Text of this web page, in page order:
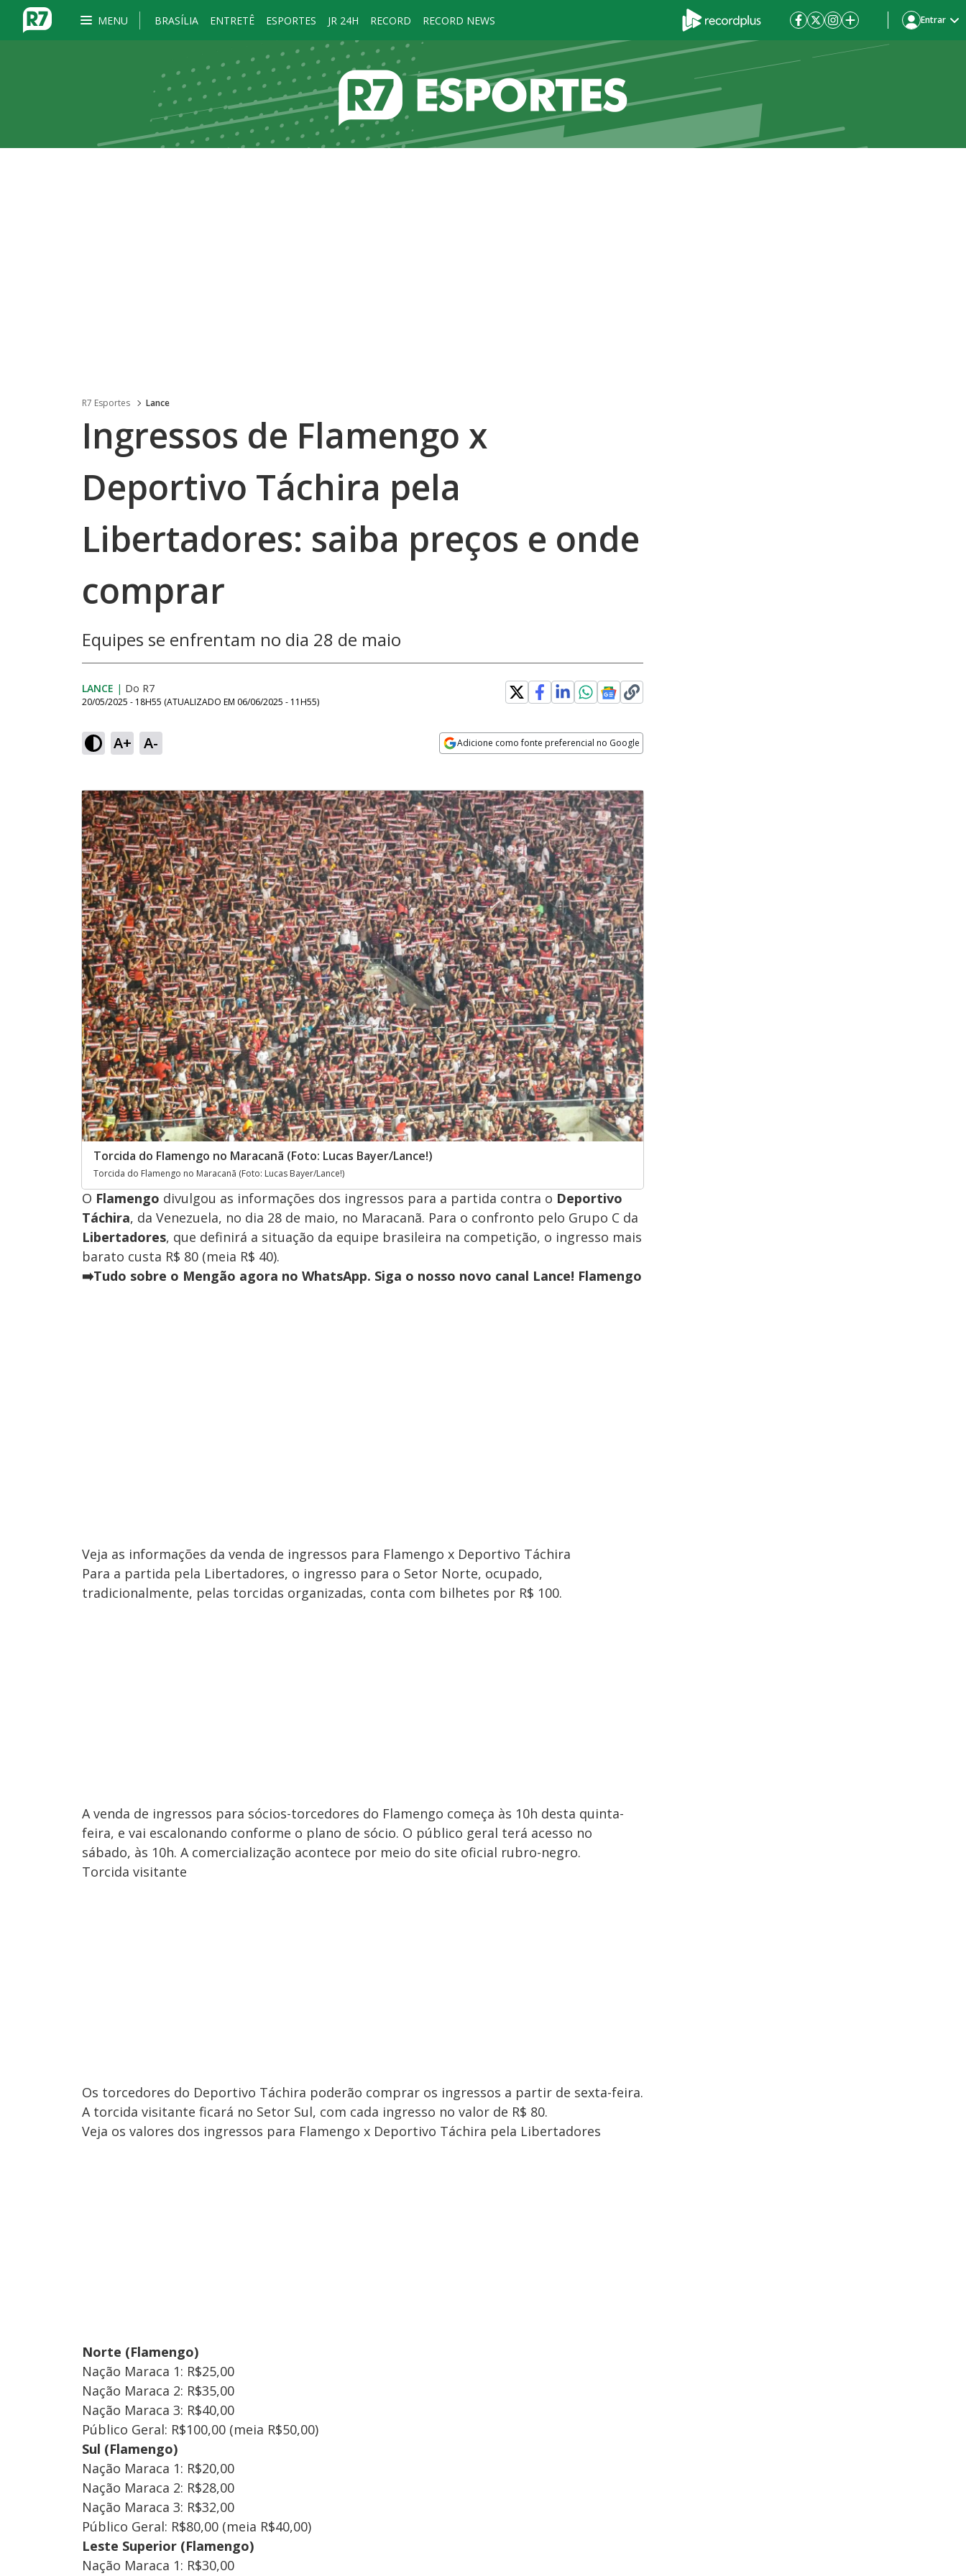
MENU BRASÍLIA ENTRETÊ ESPORTES JR 24H RECORD RECORD NEWS Entrar
R7 Esportes Lance
Ingressos de Flamengo x
Deportivo Táchira pela
Libertadores: saiba preços e onde
comprar
Equipes se enfrentam no dia 28 de maio
LANCE | Do R7
20/05/2025 - 18H55 (ATUALIZADO EM 06/06/2025 - 11H55)
A+ A- Adicione como fonte preferencial no Google
Torcida do Flamengo no Maracanã (Foto: Lucas Bayer/Lance!)
Torcida do Flamengo no Maracanã (Foto: Lucas Bayer/Lance!)
O Flamengo divulgou as informações dos ingressos para a partida contra o Deportivo
Táchira, da Venezuela, no dia 28 de maio, no Maracanã. Para o confronto pelo Grupo C da
Libertadores, que definirá a situação da equipe brasileira na competição, o ingresso mais
barato custa R$ 80 (meia R$ 40).
➡️Tudo sobre o Mengão agora no WhatsApp. Siga o nosso novo canal Lance! Flamengo
Veja as informações da venda de ingressos para Flamengo x Deportivo Táchira
Para a partida pela Libertadores, o ingresso para o Setor Norte, ocupado,
tradicionalmente, pelas torcidas organizadas, conta com bilhetes por R$ 100.
A venda de ingressos para sócios-torcedores do Flamengo começa às 10h desta quinta-
feira, e vai escalonando conforme o plano de sócio. O público geral terá acesso no
sábado, às 10h. A comercialização acontece por meio do site oficial rubro-negro.
Torcida visitante
Os torcedores do Deportivo Táchira poderão comprar os ingressos a partir de sexta-feira.
A torcida visitante ficará no Setor Sul, com cada ingresso no valor de R$ 80.
Veja os valores dos ingressos para Flamengo x Deportivo Táchira pela Libertadores
Norte (Flamengo)
Nação Maraca 1: R$25,00
Nação Maraca 2: R$35,00
Nação Maraca 3: R$40,00
Público Geral: R$100,00 (meia R$50,00)
Sul (Flamengo)
Nação Maraca 1: R$20,00
Nação Maraca 2: R$28,00
Nação Maraca 3: R$32,00
Público Geral: R$80,00 (meia R$40,00)
Leste Superior (Flamengo)
Nação Maraca 1: R$30,00